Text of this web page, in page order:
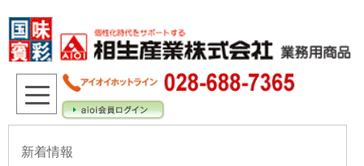
新着情報